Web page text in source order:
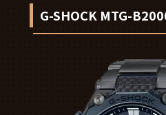
G-SHOCK MTG-